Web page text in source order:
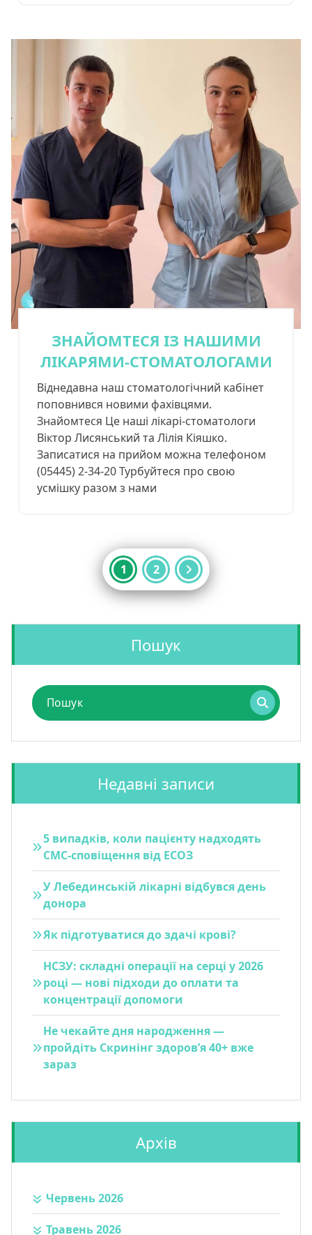
ЗНАЙОМТЕСЯ ІЗ НАШИМИ
ЛІКАРЯМИ-СТОМАТОЛОГАМИ
Віднедавна наш стоматологічний кабінет
поповнився новими фахівцями.
Знайомтеся Це наші лікарі-стоматологи
Віктор Лисянський та Лілія Кіяшко.
Записатися на прийом можна телефоном
(05445) 2-34-20 Турбуйтеся про свою
усмішку разом з нами
Пагінація
записів
1 2
Пошук
Пошук
для:
Недавні записи
5 випадків, коли пацієнту надходять
СМС-сповіщення від ЕСОЗ
У Лебединській лікарні відбувся день
донора
Як підготуватися до здачі крові?
НСЗУ: складні операції на серці у 2026
році — нові підходи до оплати та
концентрації допомоги
Не чекайте дня народження —
пройдіть Скринінг здоров’я 40+ вже
зараз
Архів
Червень 2026
Травень 2026